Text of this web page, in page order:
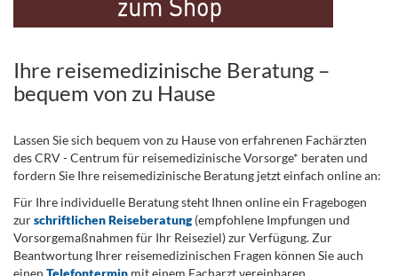
Ihre reisemedizinische Beratung –
bequem von zu Hause
Lassen Sie sich bequem von zu Hause von erfahrenen Fachärzten
des CRV - Centrum für reisemedizinische Vorsorge* beraten und
fordern Sie Ihre reisemedizinische Beratung jetzt einfach online an:
Für Ihre individuelle Beratung steht Ihnen online ein Fragebogen
zurschriftlichen Reiseberatung(empfohlene Impfungen und
Vorsorgemaßnahmen für Ihr Reiseziel) zur Verfügung. Zur
Beantwortung Ihrer reisemedizinischen Fragen können Sie auch
einen Telefontermin mit einem Facharzt vereinbaren.